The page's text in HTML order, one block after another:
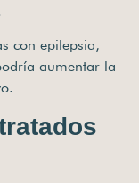
con epilepsia,
aumentar la